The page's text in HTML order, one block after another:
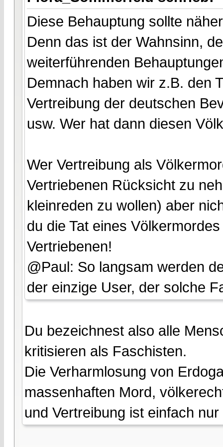
Diese Behauptung sollte
Denn das ist der Wahnsinn,
weiterführenden
Demnach haben wir z.B. den
Vertreibung der deutschen
usw. Wer hat dann diesen
Wer Vertreibung als
Vertriebenen Rücksicht zu
kleinreden zu wollen) aber
du die Tat eines
Vertriebenen!
@Paul: So langsam werden
der einzige User, der solche
Du bezeichnest also alle
kritisieren als Faschisten.
Die Verharmlosung von
massenhaften Mord,
und Vertreibung ist einfach